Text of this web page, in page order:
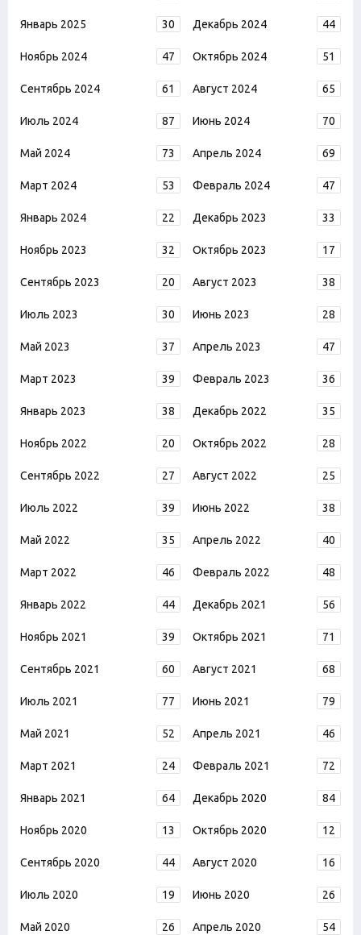
Январь 2025 30 Декабрь 2024 44
Ноябрь 2024 47 Октябрь 2024 51
Сентябрь 2024 61 Август 2024 65
Июль 2024 87 Июнь 2024 70
Май 2024 73 Апрель 2024 69
Март 2024 53 Февраль 2024 47
Январь 2024 22 Декабрь 2023 33
Ноябрь 2023 32 Октябрь 2023 17
Сентябрь 2023 20 Август 2023 38
Июль 2023 30 Июнь 2023 28
Май 2023 37 Апрель 2023 47
Март 2023 39 Февраль 2023 36
Январь 2023 38 Декабрь 2022 35
Ноябрь 2022 20 Октябрь 2022 28
Сентябрь 2022 27 Август 2022 25
Июль 2022 39 Июнь 2022 38
Май 2022 35 Апрель 2022 40
Март 2022 46 Февраль 2022 48
Январь 2022 44 Декабрь 2021 56
Ноябрь 2021 39 Октябрь 2021 71
Сентябрь 2021 60 Август 2021 68
Июль 2021 77 Июнь 2021 79
Май 2021 52 Апрель 2021 46
Март 2021 24 Февраль 2021 72
Январь 2021 64 Декабрь 2020 84
Ноябрь 2020 13 Октябрь 2020 12
Сентябрь 2020 44 Август 2020 16
Июль 2020 19 Июнь 2020 26
Май 2020 26 Апрель 2020 54